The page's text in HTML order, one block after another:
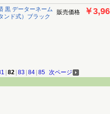
黒 データーネーム
ンド式）ブラック
販売価格 ￥
82 83 84 85 次ページ